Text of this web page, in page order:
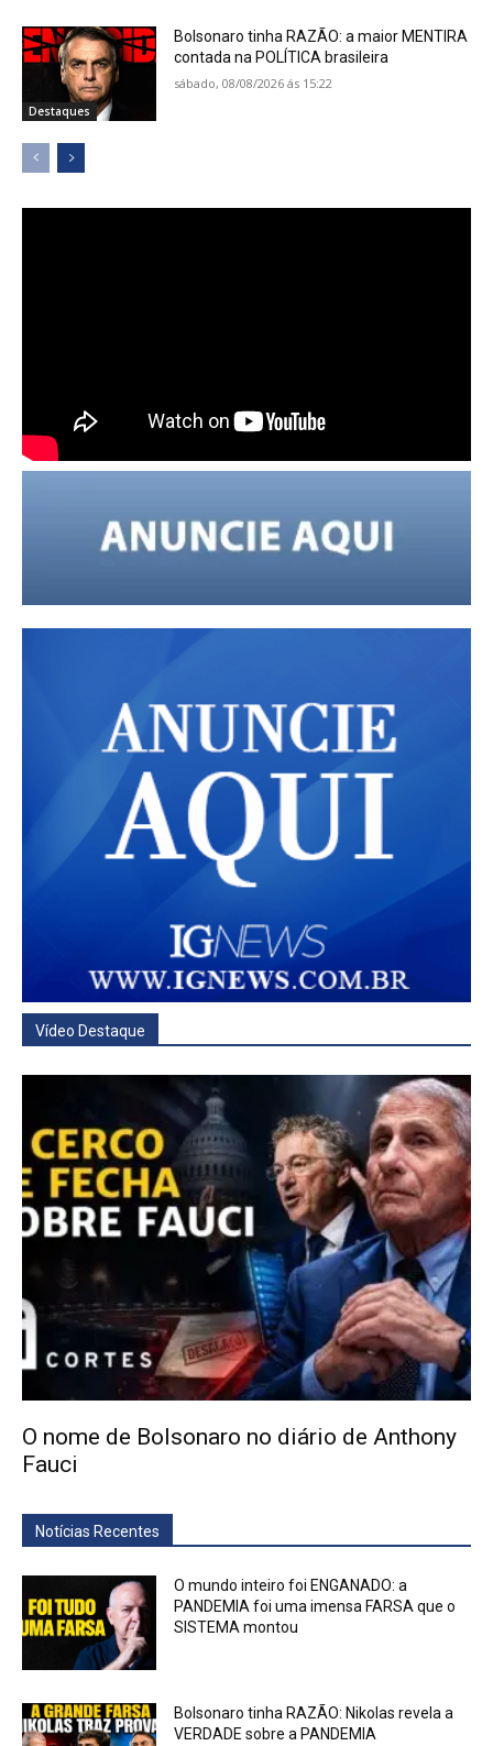
Destaques
Bolsonaro tinha RAZÃO: a maior MENTIRA
contada na POLÍTICA brasileira
sábado, 08/08/2026 ás 15:22
Vídeo Destaque
O nome de Bolsonaro no diário de Anthony
Fauci
Notícias Recentes
O mundo inteiro foi ENGANADO: a
PANDEMIA foi uma imensa FARSA que o
SISTEMA montou
Bolsonaro tinha RAZÃO: Nikolas revela a
VERDADE sobre a PANDEMIA